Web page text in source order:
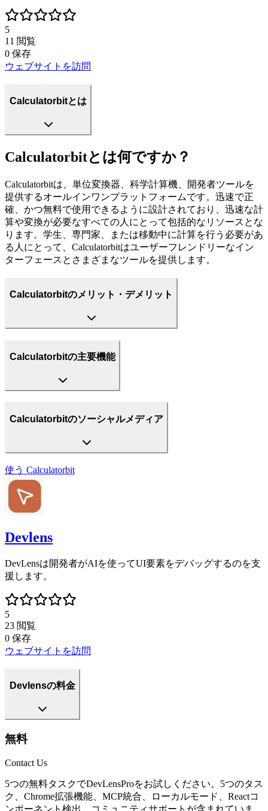
5
11 閲覧
0 保存
ウェブサイトを訪問
Calculatorbitとは
Calculatorbitとは何ですか？
Calculatorbitは、単位変換器、科学計算機、開発者ツールを
提供するオールインワンプラットフォームです。迅速で正
確、かつ無料で使用できるように設計されており、迅速な計
算や変換が必要なすべての人にとって包括的なリソースとな
ります。学生、専門家、または移動中に計算を行う必要があ
る人にとって、Calculatorbitはユーザーフレンドリーなイン
ターフェースとさまざまなツールを提供します。
Calculatorbitのメリット・デメリット
Calculatorbitの主要機能
Calculatorbitのソーシャルメディア
使う Calculatorbit
Devlens
DevLensは開発者がAIを使ってUI要素をデバッグするのを支
援します。
5
23 閲覧
0 保存
ウェブサイトを訪問
Devlensの料金
無料
Contact Us
5つの無料タスクでDevLensProをお試しください。5つのタス
ク、Chrome拡張機能、MCP統合、ローカルモード、Reactコ